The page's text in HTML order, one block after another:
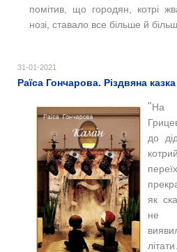
помітив, що городян, котрі
нозі, ставало все більше й
31-01-2021
Раїса Гончарова. Різдвяна
"На
до
як
не